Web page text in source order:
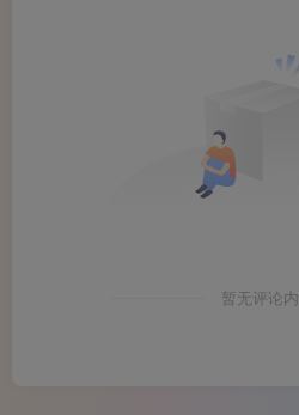
暂无评论